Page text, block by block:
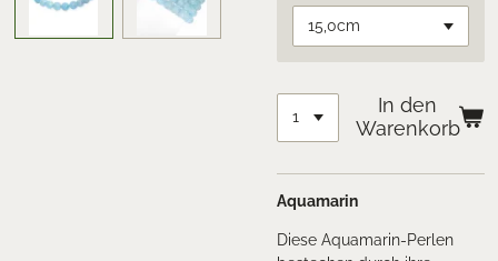
In den
Warenkorb
Aquamarin
Diese Aquamarin-Perlen